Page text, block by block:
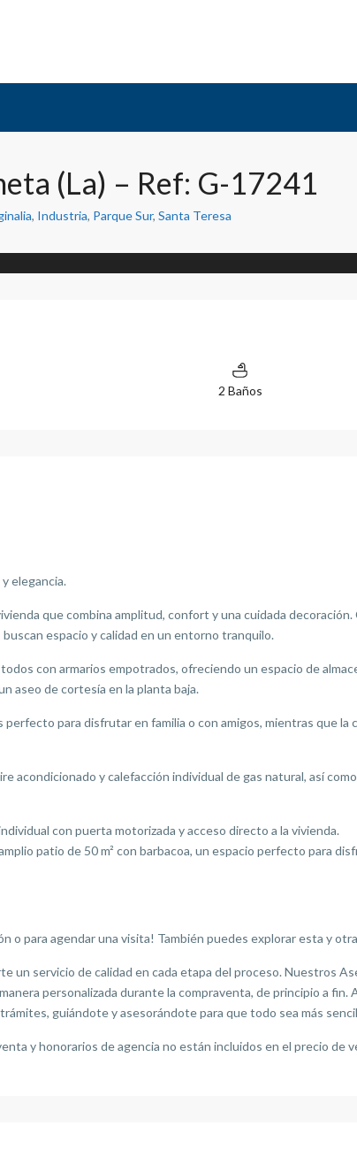
(La) – Ref: G-17241
, Industria, Parque Sur, Santa Teresa
2 Baños
elegancia.
que combina amplitud, confort y una cuidada
espacio y calidad en un entorno tranquilo.
con armarios empotrados, ofreciendo un espacio de
aseo de cortesía en la planta baja.
para disfrutar en familia o con amigos, mientras que
acondicionado y calefacción individual de gas natural, así
con puerta motorizada y acceso directo a la vivienda.
patio de 50 m² con barbacoa, un espacio perfecto para
o para agendar una visita! También puedes explorar esta y
un servicio de calidad en cada etapa del proceso. Nuestros
personalizada durante la compraventa, de principio a
guiándote y asesorándote para que todo sea más
y honorarios de agencia no están incluidos en el precio de